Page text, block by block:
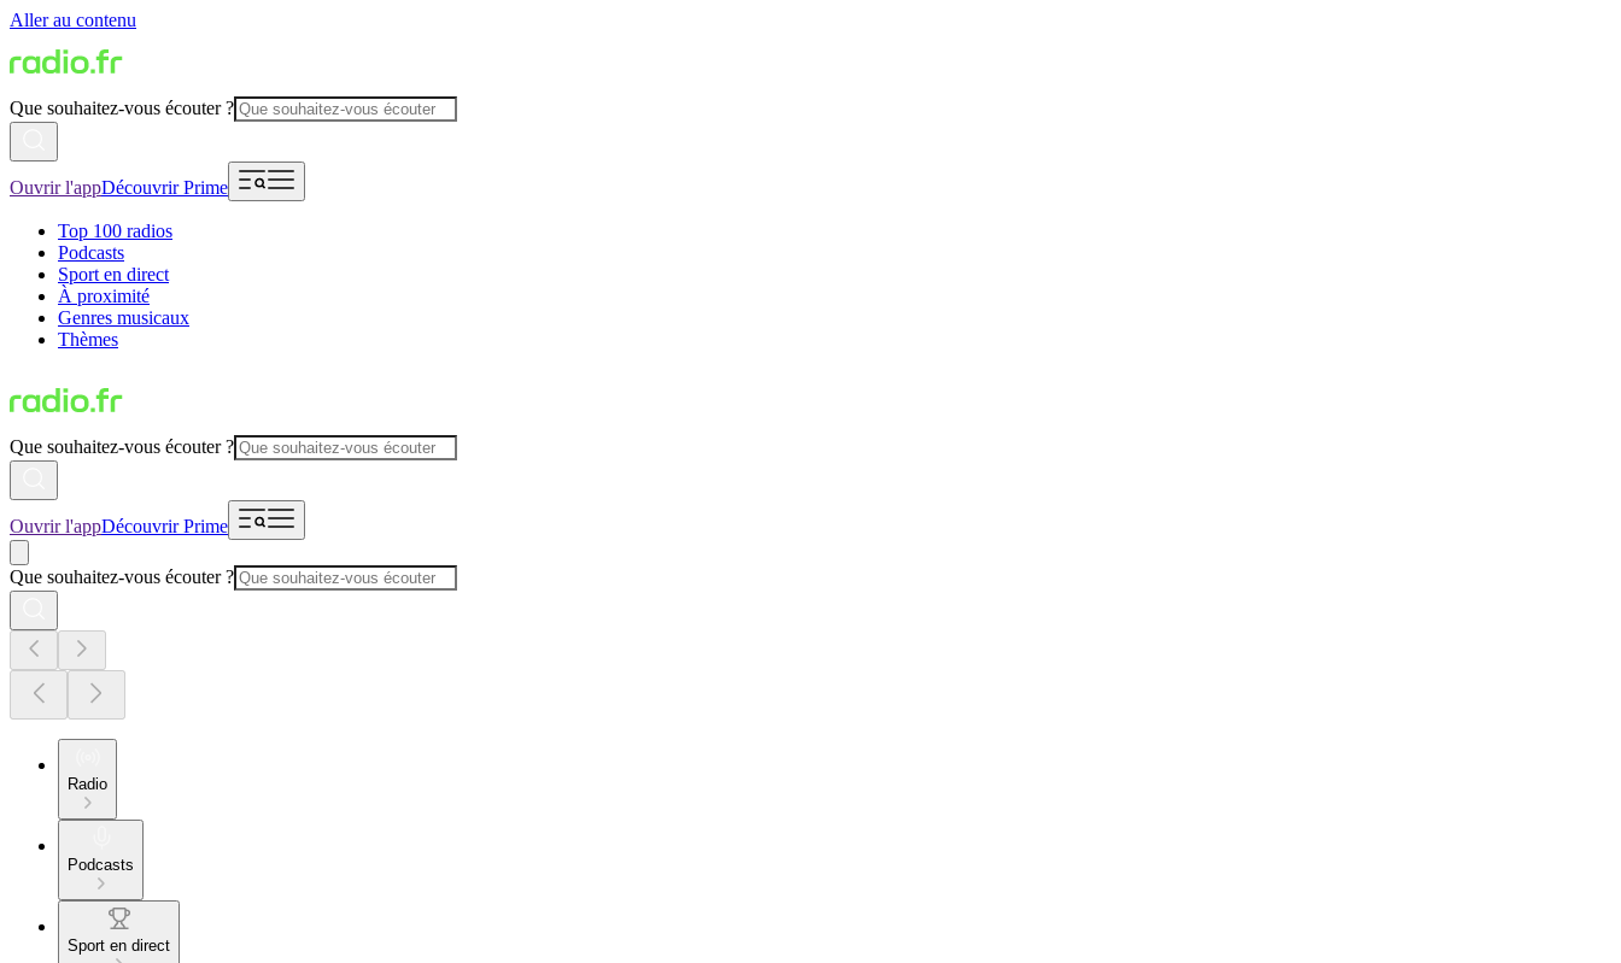
Aller au contenu
Que souhaitez-vous écouter ?
Ouvrir l'appDécouvrir Prime
Top 100 radios
Podcasts
Sport en direct
À proximité
Genres musicaux
Thèmes
Que souhaitez-vous écouter ?
Ouvrir l'appDécouvrir Prime
Que souhaitez-vous écouter ?
Radio
Podcasts
Sport en direct